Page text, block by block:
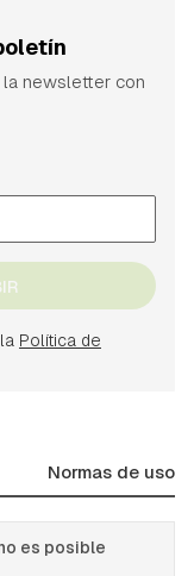
la newsletter con
Política de
Normas de uso
es posible